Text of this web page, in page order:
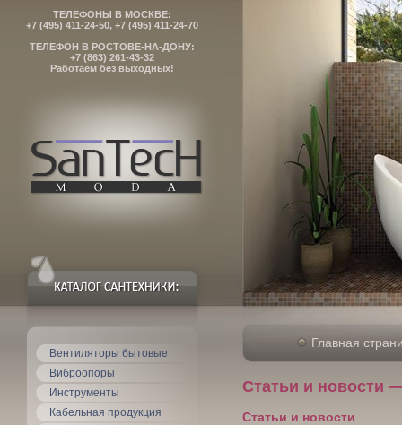
ТЕЛЕФОНЫ В МОСКВЕ:
+7 (495) 411-24-50, +7 (495) 411-24-70
ТЕЛЕФОН В РОСТОВЕ-НА-ДОНУ:
+7 (863) 261-43-32
Работаем без выходных!
Вентиляторы бытовые
Виброопоры
Инструменты
Кабельная продукция
Главная
Статьи и новости
Статьи и новости